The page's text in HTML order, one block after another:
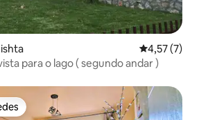
4,57 de
4,57 (7)
- ótima vista para o lago ( segundo andar )